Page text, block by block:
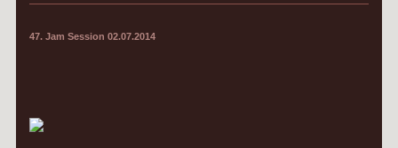
47. Jam Session 02.07.2014